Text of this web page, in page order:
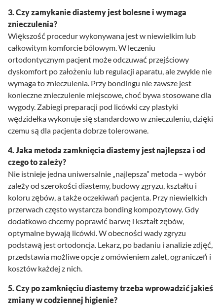
3. Czy zamykanie diastemy jest bolesne i wymaga
znieczulenia?
Większość procedur wykonywana jest w niewielkim lub
całkowitym komforcie bólowym. W leczeniu
ortodontycznym pacjent może odczuwać przejściowy
dyskomfort po założeniu lub regulacji aparatu, ale zwykle nie
wymaga to znieczulenia. Przy bondingu nie zawsze jest
konieczne znieczulenie miejscowe, choć bywa stosowane dla
wygody. Zabiegi preparacji pod licówki czy plastyki
wędzidełka wykonuje się standardowo w znieczuleniu, dzięki
czemu są dla pacjenta dobrze tolerowane.
4. Jaka metoda zamknięcia diastemy jest najlepsza i od
czego to zależy?
Nie istnieje jedna uniwersalnie „najlepsza” metoda – wybór
zależy od szerokości diastemy, budowy zgryzu, kształtu i
koloru zębów, a także oczekiwań pacjenta. Przy niewielkich
przerwach często wystarcza bonding kompozytowy. Gdy
dodatkowo chcemy poprawić barwę i kształt zębów,
optymalne bywają licówki. W obecności wady zgryzu
podstawą jest ortodoncja. Lekarz, po badaniu i analizie zdjęć,
przedstawia możliwe opcje z omówieniem zalet, ograniczeń i
kosztów każdej z nich.
5. Czy po zamknięciu diastemy trzeba wprowadzić jakieś
zmiany w codziennej higienie?